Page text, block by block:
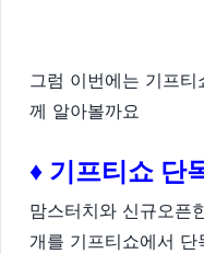
그럼 이번에는 기프
께 알아볼까요
♦ 기프티쇼 단
맘스터치와 신규오픈
개를 기프티쇼에서